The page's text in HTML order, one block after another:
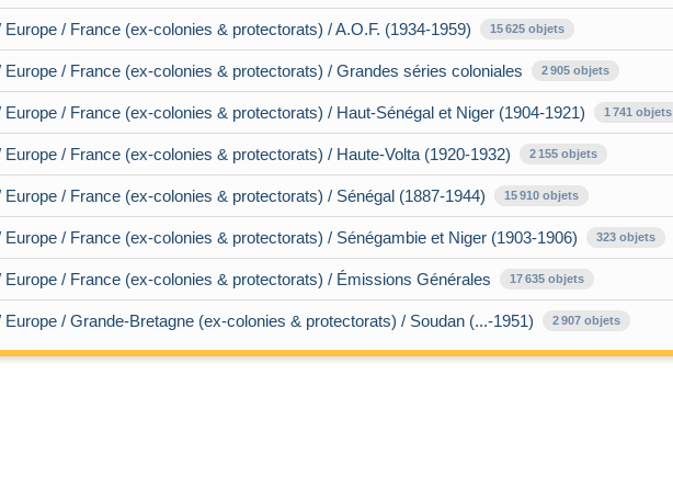
Europe / France (ex-colonies & protectorats) / A.O.F. (1934-1959) 15 625 objets
Europe / France (ex-colonies & protectorats) / Grandes séries coloniales 2 905 objets
Europe / France (ex-colonies & protectorats) / Haut-Sénégal et Niger (1904-1921) 1 741 objets
Europe / France (ex-colonies & protectorats) / Haute-Volta (1920-1932) 2 155 objets
Europe / France (ex-colonies & protectorats) / Sénégal (1887-1944) 15 910 objets
Europe / France (ex-colonies & protectorats) / Sénégambie et Niger (1903-1906) 323 objets
Europe / France (ex-colonies & protectorats) / Émissions Générales 17 635 objets
Europe / Grande-Bretagne (ex-colonies & protectorats) / Soudan (...-1951) 2 907 objets